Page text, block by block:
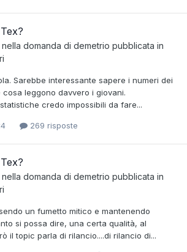
domanda di demetrio pubblicata in
Sarebbe interessante sapere i numeri dei
leggono davvero i giovani.
credo impossibili da fare...
269 risposte
domanda di demetrio pubblicata in
un fumetto mitico e mantenendo
si possa dire, una certa qualità, al
il topic parla di rilancio....di rilancio di...